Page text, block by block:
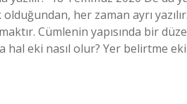
her zaman ayrı
Cümlenin yapısında bir
eki nasıl olur? Yer belirtme